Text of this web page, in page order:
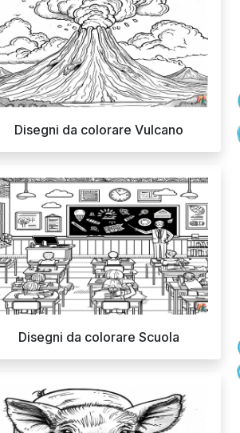
Disegni da colorare Vulcano
Disegni da colorare Scuola